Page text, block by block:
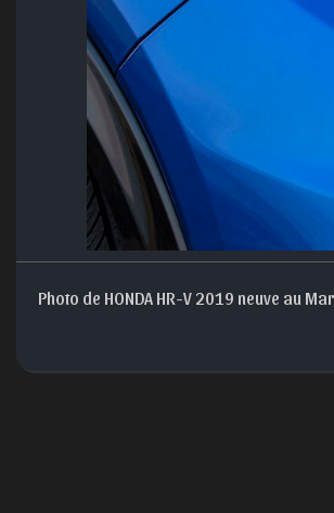
Photo de HONDA HR-V 2019 neuve au